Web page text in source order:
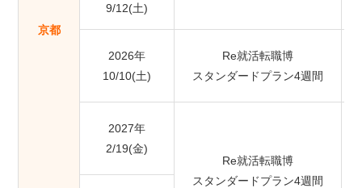
京都
9/12(土)
2026年
10/10(土)
Re就活転職博
スタンダードプラン4週間
2027年
2/19(金)
Re就活転職博
スタンダードプラン4週間